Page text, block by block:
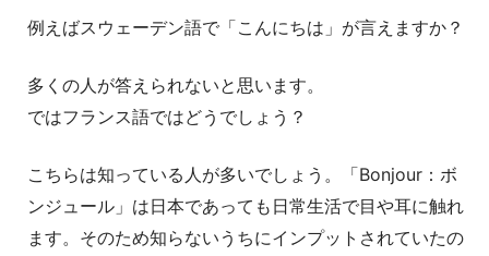
例えばスウェーデン語で「こんにちは」が言えますか？
多くの人が答えられないと思います。
ではフランス語ではどうでしょう？
こちらは知っている人が多いでしょう。「Bonjour：ボ
ンジュール」は日本であっても日常生活で目や耳に触れ
ます。そのため知らないうちにインプットされていたの